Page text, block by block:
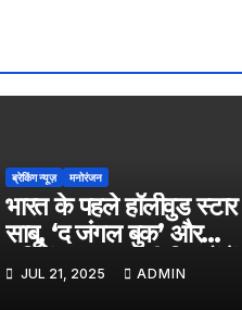
ब्रेकिंग न्यूज़ मनोरंजन
भारत के पहले हॉलीवुड स्टार
साबू, ‘द जंगल बुक’ और
‘एलिफेंट बॉय’ जैसी फिल्मों में
किया काम, जल्द ही बड़े पर्दे पर
JUL 21, 2025 ADMIN